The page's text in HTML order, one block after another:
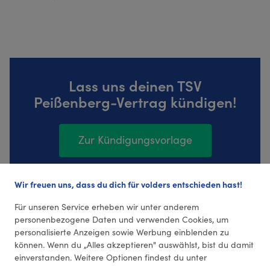
Lass uns deinen TSV
Peißenberg-Vertrag kündigen!
Zur Kündigungsvorlage
4 Bewertungen (5,0 Durchschnitt)
Wir freuen uns, dass du dich für volders entschieden hast!
Für unseren Service erheben wir unter anderem
personenbezogene Daten und verwenden Cookies, um
personalisierte Anzeigen sowie Werbung einblenden zu
können. Wenn du „Alles akzeptieren" auswählst, bist du damit
einverstanden. Weitere Optionen findest du unter